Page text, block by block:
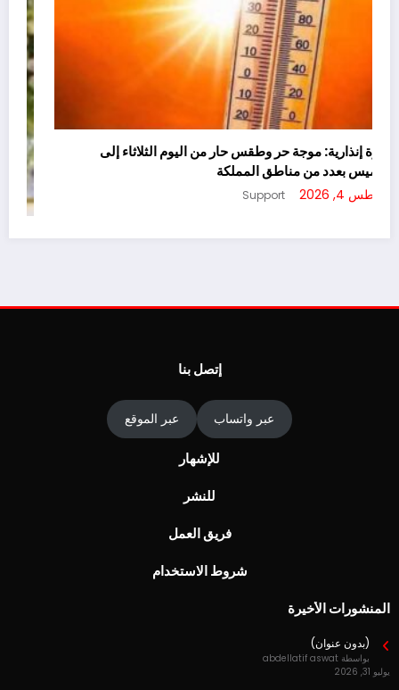
نشرة إنذارية: موجة حر وطقس حار من اليوم الثلاثاء إلى
الخميس بعدد من مناطق المملكة
أغسطس 4, 2026 Support
إتصل بنا
عبر واتساب عبر الموقع
للإشهار
للنشر
فريق العمل
شروط الاستخدام
المنشورات الأخيرة
(بدون عنوان)
بواسطة abdellatif aswat
يوليو 31, 2026